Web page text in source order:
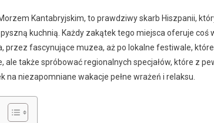
Kantabryjskim, to prawdziwy skarb Hiszpanii,
kuchnią. Każdy zakątek tego miejsca oferuje coś
przez fascynujące muzea, aż po lokalne festiwale,
także spróbować regionalnych specjałów, które z
na niezapomniane wakacje pełne wrażeń i relaksu.